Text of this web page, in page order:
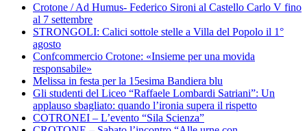
Crotone / Ad Humus- Federico Sironi al Castello Carlo V fino
al 7 settembre
STRONGOLI: Calici sottole stelle a Villa del Popolo il 1°
agosto
Confcommercio Crotone: «Insieme per una movida
responsabile»
Melissa in festa per la 15esima Bandiera blu
Gli studenti del Liceo “Raffaele Lombardi Satriani”: Un
applauso sbagliato: quando l’ironia supera il rispetto
COTRONEI – L’evento “Sila Scienza”